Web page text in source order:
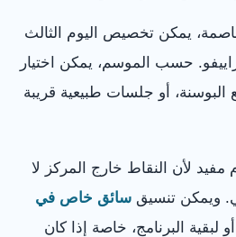
يمكن تخصيص اليوم الثالث
حسب الموسم، يمكن اختيار
البوسنة، أو جلسات طبيعية قريبة
لأن النقاط خارج المركز لا
ويمكن تنسيق سائق خاص في
لبقية البرنامج، خاصة إذا كان